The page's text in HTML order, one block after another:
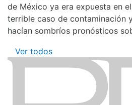
de México ya era expuesta en
terrible caso de contaminación
hacían sombríos pronósticos
Ver todos